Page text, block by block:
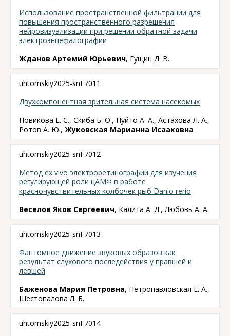
Использование пространственной фильтрации для
повышения пространственного разрешения
нейровизуализации при решении обратной задачи
электроэнцефалографии
Жданов Артемий Юрьевич, Гущин Д. В.
uhtomskiy2025-snF7011
Двухкомпонентная зрительная система насекомых
Новикова Е. С., Скиба Б. О., Пуйто А. А., Астахова Л. А.,
Ротов А. Ю., Жуковская Марианна Исааковна
uhtomskiy2025-snF7012
Метод ex vivo электроретинографии для изучения
регулирующей роли цАМФ в работе
красночувствительных колбочек рыб Danio rerio
Веселов Яков Сергеевич, Калита А. Д., Любовь А. А.
uhtomskiy2025-snF7013
Фантомное движение звуковых образов как
результат слухового последействия у правшей и
левшей
Баженова Мария Петровна, Петропавловская Е. А.,
Шестопалова Л. Б.
uhtomskiy2025-snF7014